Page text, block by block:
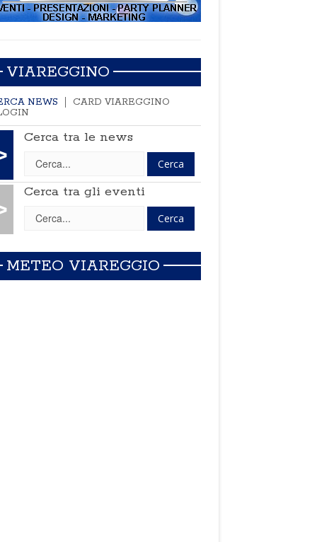
VIAREGGINO
NEWS
CARD VIAREGGINO
Cerca tra le news
Cerca tra gli eventi
METEO VIAREGGIO